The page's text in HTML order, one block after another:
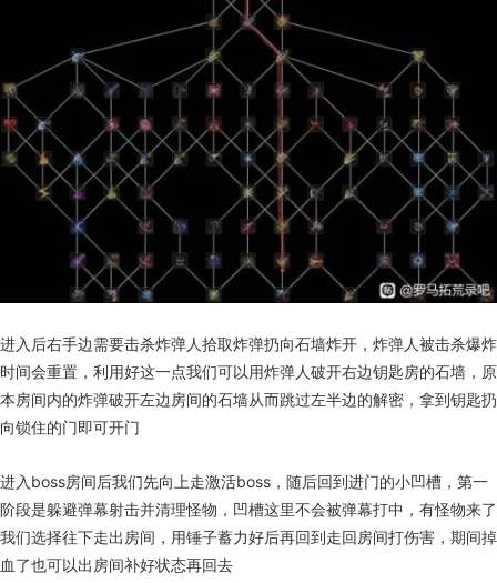
进入后右手边需要击杀炸弹人拾取炸弹扔向石墙炸开，炸弹人被击杀爆炸
时间会重置，利用好这一点我们可以用炸弹人破开右边钥匙房的石墙，原
本房间内的炸弹破开左边房间的石墙从而跳过左半边的解密，拿到钥匙扔
向锁住的门即可开门
进入boss房间后我们先向上走激活boss，随后回到进门的小凹槽，第一
阶段是躲避弹幕射击并清理怪物，凹槽这里不会被弹幕打中，有怪物来了
我们选择往下走出房间，用锤子蓄力好后再回到走回房间打伤害，期间掉
血了也可以出房间补好状态再回去